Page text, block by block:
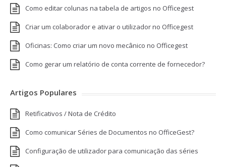
Como editar colunas na tabela de artigos no Officegest
Criar um colaborador e ativar o utilizador no Officegest
Oficinas: Como criar um novo mecânico no Officegest
Como gerar um relatório de conta corrente de fornecedor?
Artigos Populares
Retificativos / Nota de Crédito
Como comunicar Séries de Documentos no OfficeGest?
Configuração de utilizador para comunicação das séries